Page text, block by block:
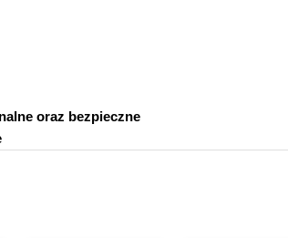
oraz bezpieczne